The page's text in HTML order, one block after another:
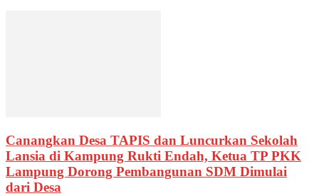
Canangkan Desa TAPIS dan Luncurkan Sekolah
Lansia di Kampung Rukti Endah, Ketua TP PKK
Lampung Dorong Pembangunan SDM Dimulai
dari Desa